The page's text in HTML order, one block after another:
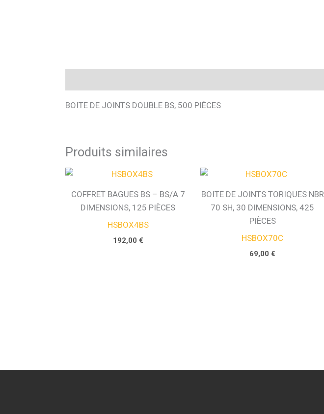
BOITE DE JOINTS DOUBLE BS, 500 PIÈCES
Produits similaires
COFFRET BAGUES BS – BS/A 7
DIMENSIONS, 125 PIÈCES
HSBOX4BS
192,00 €
BOITE DE JOINTS TORIQUES NBR
70 SH, 30 DIMENSIONS, 425
PIÈCES
HSBOX70C
69,00€